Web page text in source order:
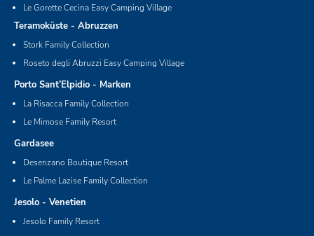
Le Gorette Cecina Easy Camping Village
Teramoküste - Abruzzen
Stork Family Collection
Roseto degli Abruzzi Easy Camping Village
Porto Sant’Elpidio - Marken
La Risacca Family Collection
Le Mimose Family Resort
Gardasee
Desenzano Boutique Resort
Le Palme Lazise Family Collection
Jesolo - Venetien
Jesolo Family Resort